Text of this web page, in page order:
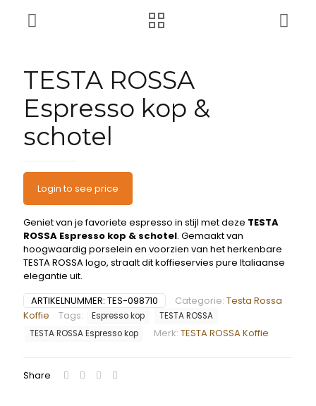
TESTA ROSSA
Espresso kop &
schotel
Login to see price
Geniet van je favoriete espresso in stijl met deze TESTA
ROSSA Espresso kop & schotel. Gemaakt van
hoogwaardig porselein en voorzien van het herkenbare
TESTA ROSSA logo, straalt dit koffieservies pure Italiaanse
elegantie uit.
ARTIKELNUMMER: TES-098710 Categorie: Testa Rossa
Koffie
Tags: Espresso kop
TESTA ROSSA
TESTA ROSSA Espresso kop
Merk: TESTA ROSSA Koffie
Share